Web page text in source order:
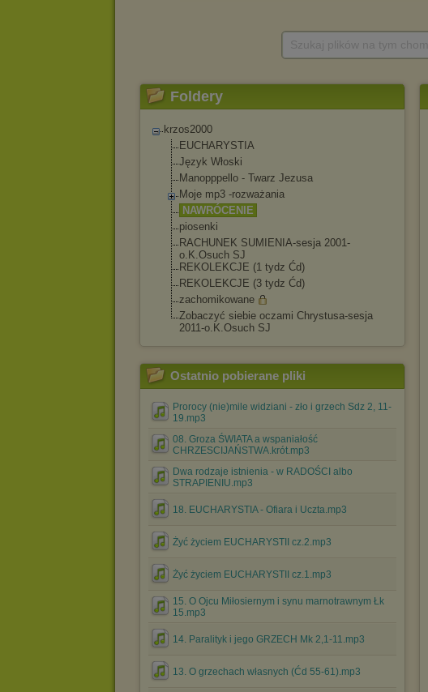
Foldery
krzos2000
EUCHARYSTIA
Język Włoski
Manopppello - Twarz Jezusa
Moje mp3 -rozważania
NAWRÓCENIE
piosenki
RACHUNEK SUMIENIA-sesja 2001-
o.K.Osuch SJ
REKOLEKCJE (1 tydz Ćd)
REKOLEKCJE (3 tydz Ćd)
zachomikowane
Zobaczyć siebie oczami Chrystusa-sesja
2011-o.K.Osuch SJ
Ostatnio pobierane pliki
Prorocy (nie)mile widziani - zło i grzech Sdz 2, 11-
19.mp3
08. Groza ŚWIATA a wspaniałość
CHRZESCIJAŃSTWA.krót.mp3
Dwa rodzaje istnienia - w RADOŚCI albo
STRAPIENIU.mp3
18. EUCHARYSTIA - Ofiara i Uczta.mp3
Żyć życiem EUCHARYSTII cz.2.mp3
Żyć życiem EUCHARYSTII cz.1.mp3
15. O Ojcu Miłosiernym i synu marnotrawnym Łk
15.mp3
14. Paralityk i jego GRZECH Mk 2,1-11.mp3
13. O grzechach własnych (Ćd 55-61).mp3